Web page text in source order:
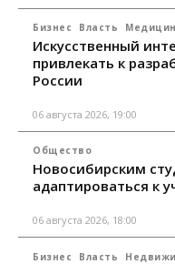
Бизнес Власть
Искусственный
привлекать к
России
06 августа 2026, 19:00
Общество
Новосибирским
адаптироваться к
06 августа 2026, 18:00
Бизнес Власть